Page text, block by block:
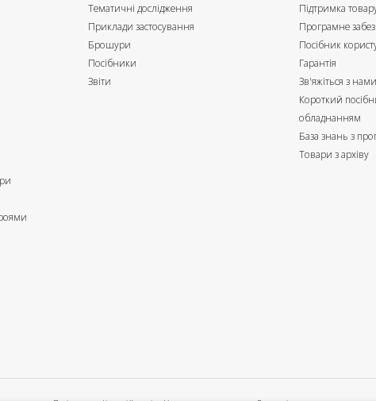
Тематичні дослідження
Приклади застосування
Брошури
Посібники
Звіти
Підтримка
Програмне
Посібник
Гарантія
Зв'яжіться з нами
Короткий
обладнанням
База знань з
Товари з архіву